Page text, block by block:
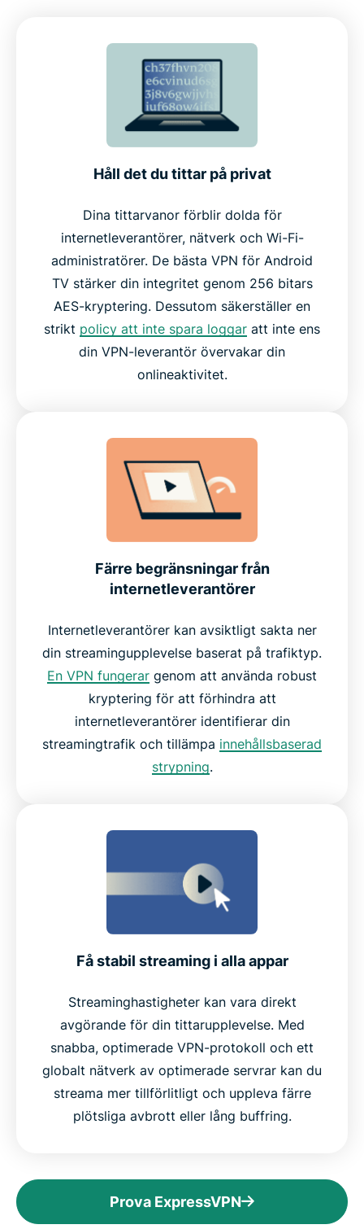
Viktiga ExpressVPN-funktioner för Android TV
Fungerar på Android TV-boxar och andra enheter
Varför välja ExpressVPN framför andra VPN-
Vad folk säger om ExpressVPN
Vanliga frågor
Prova ExpressVPN riskfritt på din Android TV idag
Håll det du tittar på privat
Dina tittarvanor förblir dolda för
internetleverantörer, nätverk och Wi-Fi-
administratörer. De bästa VPN för Android
TV stärker din integritet genom 256 bitars
AES-kryptering. Dessutom säkerställer en
strikt policy att inte spara loggar att inte ens
din VPN-leverantör övervakar din
onlineaktivitet.
Färre begränsningar från
internetleverantörer
Internetleverantörer kan avsiktligt sakta ner
din streamingupplevelse baserat på trafiktyp.
En VPN fungerar genom att använda robust
kryptering för att förhindra att
internetleverantörer identifierar din
streamingtrafik och tillämpa innehållsbaserad
strypning.
Få stabil streaming i alla appar
Streaminghastigheter kan vara direkt
avgörande för din tittarupplevelse. Med
snabba, optimerade VPN-protokoll och ett
globalt nätverk av optimerade servrar kan du
streama mer tillförlitligt och uppleva färre
plötsliga avbrott eller lång buffring.
Prova ExpressVPN